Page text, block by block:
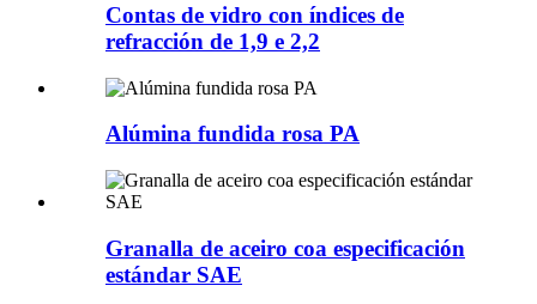
Contas de vidro con índices de
refracción de 1,9 e 2,2
Alúmina fundida rosa PA
Granalla de aceiro coa especificación
estándar SAE